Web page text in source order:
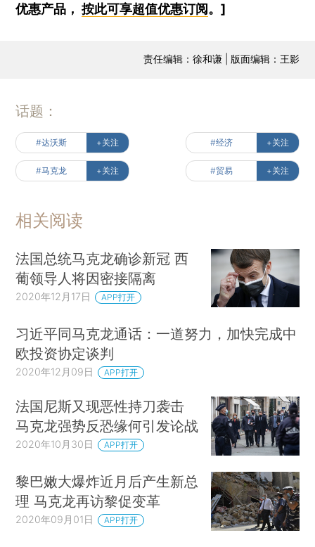
优惠产品，按此可享超值优惠订阅 。]
责任编辑：徐和谦 | 版面编辑：王影
话题：
#达沃斯 +关注 #经济 +关注
#马克龙 +关注 #贸易 +关注
相关阅读
法国总统马克龙确诊新冠 西
葡领导人将因密接隔离
2020年12月17日 APP打开
习近平同马克龙通话：一道努力，加快完成中
欧投资协定谈判
2020年12月09日 APP打开
法国尼斯又现恶性持刀袭击
马克龙强势反恐缘何引发论战
2020年10月30日 APP打开
黎巴嫩大爆炸近月后产生新总
理 马克龙再访黎促变革
2020年09月01日 APP打开